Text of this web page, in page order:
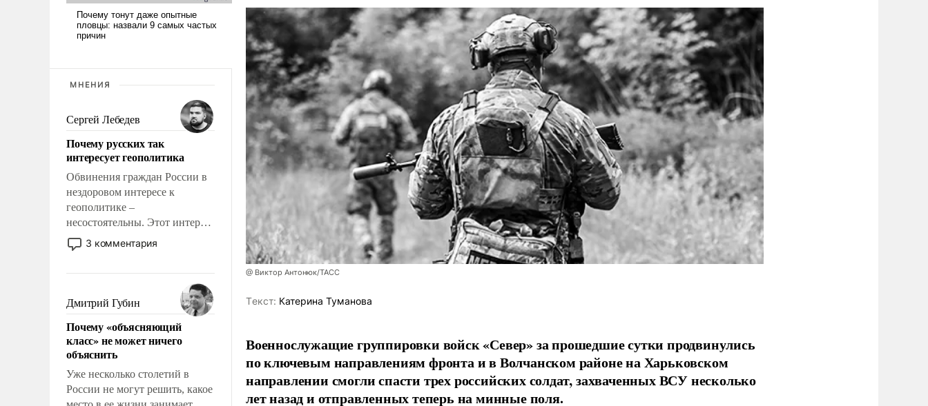
МНЕНИЯ
Сергей Лебедев
Почему русских так
интересует геополитика
Обвинения граждан России в
нездоровом интересе к
геополитике –
несостоятельны. Этот интерес
рационален и прагматичен. Он
обусловлен тысячелетним
фундаментальным знанием,
что мировая политика имеет
свойство заявляться на порог
нашего дома.
3 комментария
Дмитрий Губин
Почему «объясняющий
класс» не может ничего
объяснить
Уже несколько столетий в
России не могут решить, какое
@ Виктор Антонюк/ТАСС
Tекст: Катерина Туманова
Военнослужащие группировки войск «Север» за прошедшие сутки продвинулись
по ключевым направлениям фронта и в Волчанском районе на Харьковском
направлении смогли спасти трех российских солдат, захваченных ВСУ несколько
лет назад и отправленных теперь на минные поля.